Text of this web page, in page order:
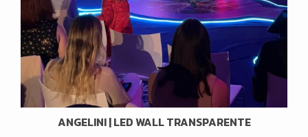
ANGELINI | LED WALL TRANSPARENTE